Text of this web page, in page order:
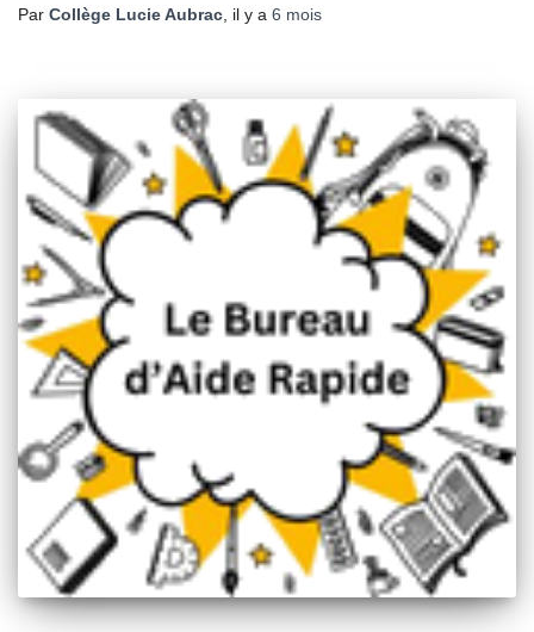
Par Collège Lucie Aubrac , il y a 6 mois